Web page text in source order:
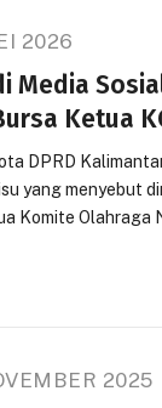
2026
Media
Ketua
DPRD
yang menyebut
Komite Olahraga
2025